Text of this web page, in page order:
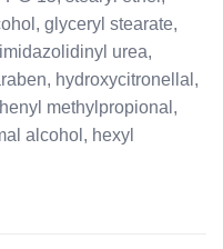
glyceryl stearate,
urea,
hydroxycitronellal,
methylpropional,
alcohol, hexyl